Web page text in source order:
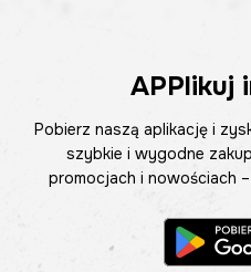
APPlikuj
Pobierz naszą aplikację i
szybkie i wygodne
promocjach i nowościach